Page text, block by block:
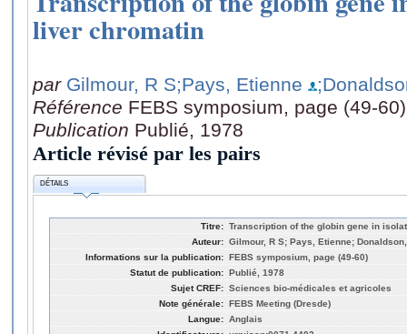
liver chromatin
par Gilmour, R S;Pays, Etienne
Référence FEBS symposium, page (49-60)
Publication Publié, 1978
Article révisé par les pairs
DÉTAILS
Titre: Transcription of the globin gene in
Auteur: Gilmour, R S; Pays, Etienne;
Informations sur la publication: FEBS symposium, page (49-60)
Statut de publication: Publié, 1978
Sujet CREF: Sciences bio-médicales et agricoles
Note générale: FEBS Meeting (Dresde)
Langue: Anglais